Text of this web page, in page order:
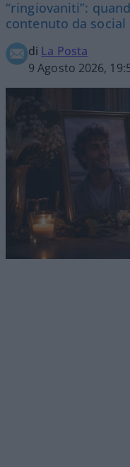
“ringiovaniti”:
contenuto da social
di La Posta
9 Agosto 2026,